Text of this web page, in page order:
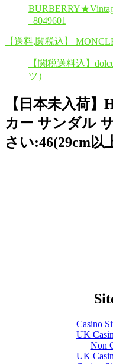
_8049601
【送料,関税込】
【関税送料込】
ツ）
【日本未入荷
カー サンダル
さい:46(29cm以
Casino
UK
Non
UK